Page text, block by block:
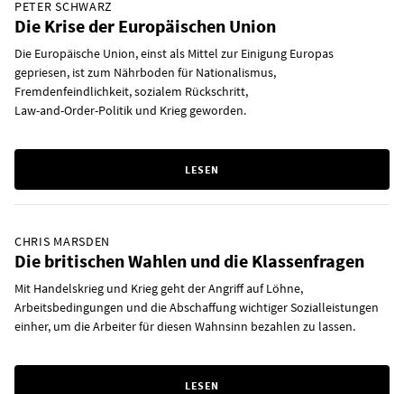
PETER SCHWARZ
Die Krise der Europäischen Union
Die Europäische Union, einst als Mittel zur Einigung Europas
gepriesen, ist zum Nährboden für Nationalismus,
Fremdenfeindlichkeit, sozialem Rückschritt,
Law-and-Order-Politik und Krieg geworden.
LESEN
CHRIS MARSDEN
Die britischen Wahlen und die Klassenfragen
Mit Handelskrieg und Krieg geht der Angriff auf Löhne,
Arbeitsbedingungen und die Abschaffung wichtiger Sozialleistungen
einher, um die Arbeiter für diesen Wahnsinn bezahlen zu lassen.
LESEN